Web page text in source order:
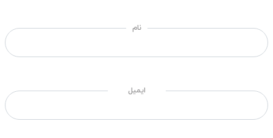
نام
ایمیل